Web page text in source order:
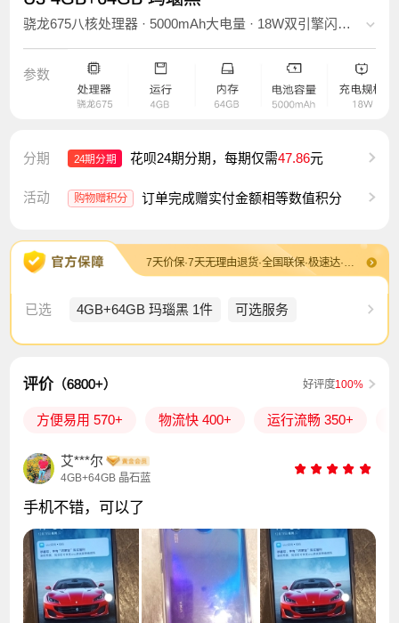
骁龙675八核处理器 · 5000mAh大电量 · 18W双引擎闪充 ·
参数
分期 24期分期 花呗24期分期，每期仅需47.86元
活动 购物赠积分 订单完成赠实付金额相等数值积分
7天价保·7天无理由退货·全国联保·极速达·退换货包运费
已选 4GB+64GB 玛瑙黑 1件 可选服务
评价 （6800+） 好评度100%
方便易用 570+ 物流快 400+ 运行流畅 350+
艾***尔
4GB+64GB 晶石蓝
手机不错，可以了